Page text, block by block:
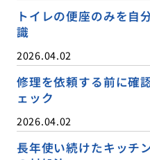
トイレの便座のみを自
識
2026.04.02
修理を依頼する前に確
ェック
2026.04.02
長年使い続けたキッチ